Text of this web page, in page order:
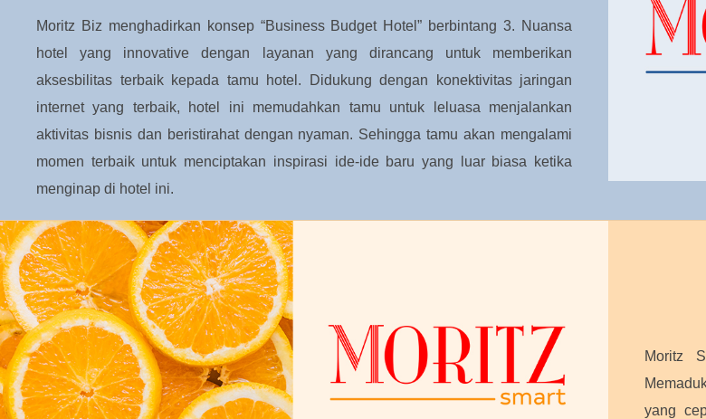
Moritz Biz menghadirkan konsep “Business Budget Hotel” berbintang 3. Nuansa
hotel yang innovative dengan layanan yang dirancang untuk memberikan
aksesbilitas terbaik kepada tamu hotel. Didukung dengan konektivitas jaringan
internet yang terbaik, hotel ini memudahkan tamu untuk leluasa menjalankan
aktivitas bisnis dan beristirahat dengan nyaman. Sehingga tamu akan mengalami
momen terbaik untuk menciptakan inspirasi ide-ide baru yang luar biasa ketika
menginap di hotel ini.
Moritz
yang